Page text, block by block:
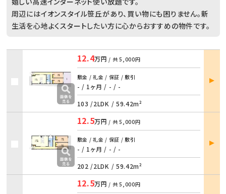
周辺にはイオンスタイル笹丘があり、買い物にも困りません。新
生活を心地よくスタートしたい方に心からおすすめの物件です。
12.4万円 / 共5,000円
敷金 / 礼金 / 保証 / 敷引
- / 1ヶ月 / - / -
103 /2LDK / 59.42m²
部屋
詳細
12.5万円 / 共5,000円
敷金 / 礼金 / 保証 / 敷引
- / 1ヶ月 / - / -
202 /2LDK / 59.42m²
部屋
詳細
12.5万円 / 共5,000円